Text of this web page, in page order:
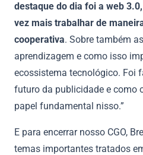
destaque do dia foi a web
vez mais trabalhar de
cooperativa. Sobre também
aprendizagem e como isso
ecossistema tecnológico. Foi
futuro da publicidade e como
papel fundamental nisso.”
E para encerrar nosso CGO,
temas importantes tratados